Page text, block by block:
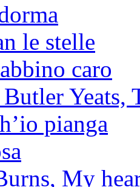
le stelle
caro
Yeats,
pianga
My